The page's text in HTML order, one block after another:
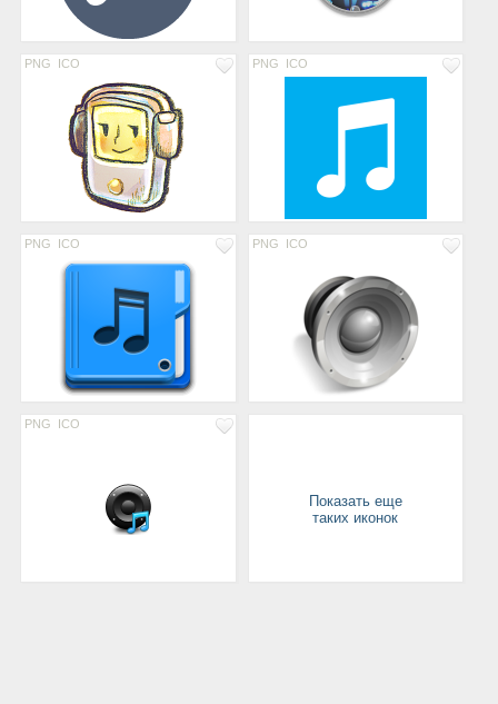
PNG ICO PNG ICO
PNG ICO PNG ICO
PNG ICO
Показать еще
таких иконок